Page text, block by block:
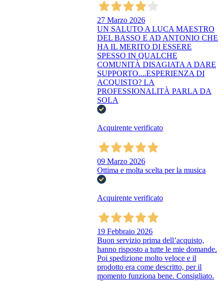
27 Marzo 2026
UN SALUTO A LUCA MAESTRO
DEL BASSO E AD ANTONIO CHE
HA IL MERITO DI ESSERE
SPESSO IN QUALCHE
COMUNITÀ DISAGIATA A DARE
SUPPORTO....ESPERIENZA DI
ACQUISTO? LA
PROFESSIONALITÀ PARLA DA
SOLA
Acquirente verificato
09 Marzo 2026
Ottima e molta scelta per la musica
Acquirente verificato
19 Febbraio 2026
Buon servizio prima dell’acquisto,
hanno risposto a tutte le mie domande.
Poi spedizione molto veloce e il
prodotto era come descritto, per il
momento funziona bene. Consigliato.